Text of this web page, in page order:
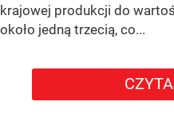
krajowej produkcji do
około jedną trzecią, co...